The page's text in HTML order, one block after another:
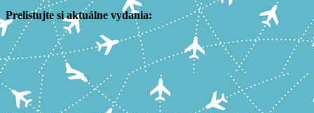
Prelistujte si aktuálne vydania: